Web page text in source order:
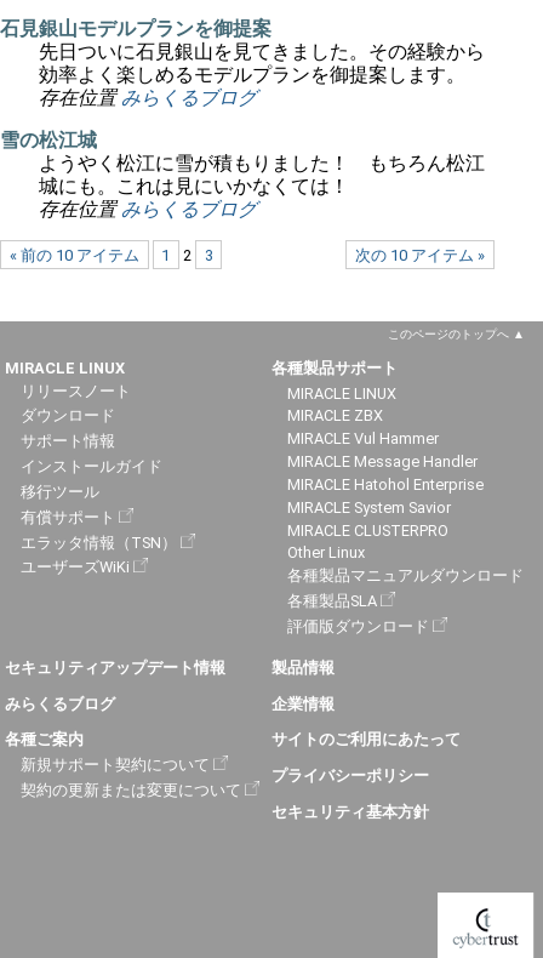
石見銀山モデルプランを御提案
先日ついに石見銀山を見てきました。その経験から
効率よく楽しめるモデルプランを御提案します。
存在位置 みらくるブログ
雪の松江城
ようやく松江に雪が積もりました！ もちろん松江
城にも。これは見にいかなくては！
存在位置 みらくるブログ
« 前の 10 アイテム 次の 10 アイテム »
1 2 3
このページのトップへ
MIRACLE LINUX
リリースノート
ダウンロード
サポート情報
インストールガイド
移行ツール
有償サポート
エラッタ情報（TSN）
ユーザーズWiKi
各種製品サポート
MIRACLE LINUX
MIRACLE ZBX
MIRACLE Vul Hammer
MIRACLE Message Handler
MIRACLE Hatohol Enterprise
MIRACLE System Savior
MIRACLE CLUSTERPRO
Other Linux
各種製品マニュアルダウンロード
各種製品SLA
評価版ダウンロード
セキュリティアップデート情報
みらくるブログ
各種ご案内
新規サポート契約について
契約の更新または変更について
製品情報
企業情報
サイトのご利用にあたって
プライバシーポリシー
セキュリティ基本方針